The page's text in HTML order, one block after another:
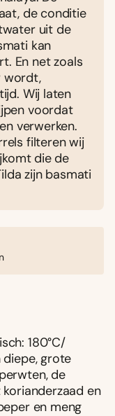
de conditie
uit de
kan
En net zoals
wordt,
Wij laten
voordat
verwerken.
filteren wij
die de
zijn basmati
180°C/
diepe, grote
de
en
en meng